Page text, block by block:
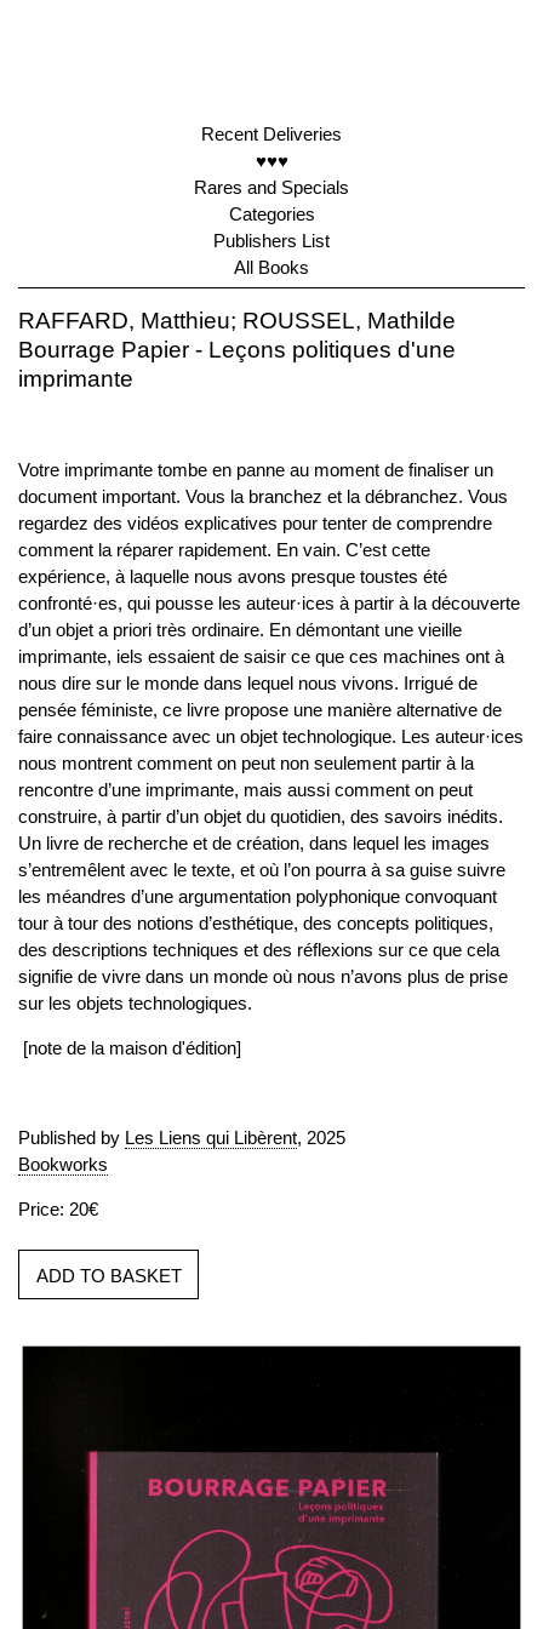
Recent Deliveries
♥♥♥
Rares and Specials
Categories
Publishers List
All Books
RAFFARD, Matthieu; ROUSSEL, Mathilde
Bourrage Papier - Leçons politiques d'une
imprimante
Votre imprimante tombe en panne au moment de finaliser un
document important. Vous la branchez et la débranchez. Vous
regardez des vidéos explicatives pour tenter de comprendre
comment la réparer rapidement. En vain. C’est cette
expérience, à laquelle nous avons presque toustes été
confronté·es, qui pousse les auteur·ices à partir à la découverte
d’un objet a priori très ordinaire. En démontant une vieille
imprimante, iels essaient de saisir ce que ces machines ont à
nous dire sur le monde dans lequel nous vivons. Irrigué de
pensée féministe, ce livre propose une manière alternative de
faire connaissance avec un objet technologique. Les auteur·ices
nous montrent comment on peut non seulement partir à la
rencontre d’une imprimante, mais aussi comment on peut
construire, à partir d’un objet du quotidien, des savoirs inédits.
Un livre de recherche et de création, dans lequel les images
s’entremêlent avec le texte, et où l’on pourra à sa guise suivre
les méandres d’une argumentation polyphonique convoquant
tour à tour des notions d’esthétique, des concepts politiques,
des descriptions techniques et des réflexions sur ce que cela
signifie de vivre dans un monde où nous n’avons plus de prise
sur les objets technologiques.
[note de la maison d'édition]
Published by Les Liens qui Libèrent, 2025
Bookworks
Price: 20€
ADD TO BASKET